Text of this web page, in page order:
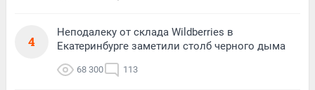
4
Неподалеку от склада Wildberries в
Екатеринбурге заметили столб черного дыма
68 300 113